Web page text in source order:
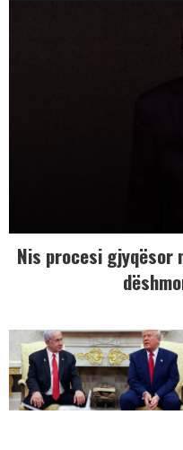
Nis procesi gjyqësor